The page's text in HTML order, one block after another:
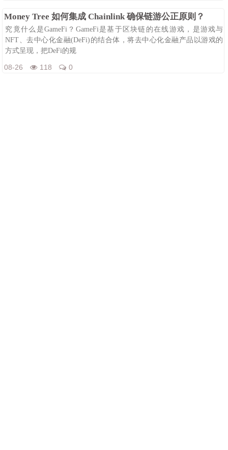
Money Tree 如何集成 Chainlink 确保链游公正原则？
究竟什么是GameFi？GameFi是基于区块链的在线游戏，是游戏与
NFT、去中心化金融(DeFi)的结合体，将去中心化金融产品以游戏的
方式呈现，把DeFi的规
08-26 118 0